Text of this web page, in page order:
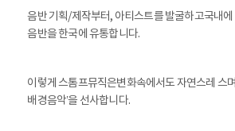
음반 기획/제작부터, 아티스트를 발굴하고국내에
음반을 한국에 유통합니다.
이렇게 스톰프뮤직은변화속에서도 자연스레 스
배경음악’을 선사합니다.